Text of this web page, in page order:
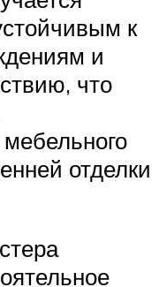
к
и
что
отделки